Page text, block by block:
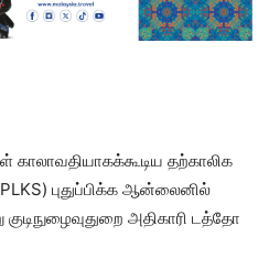
தற்காலிக
புதுப்பிக்க ஆன்லைனில்
அதிகாரி டத்தோ